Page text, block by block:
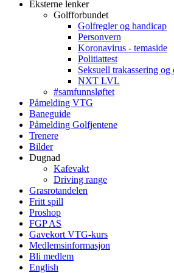
Eksterne lenker
Golfforbundet
Golfregler og handicap
Personvern
Koronavirus - temaside
Politiattest
Seksuell trakassering og
NXT LVL
#samfunnsløftet
Påmelding VTG
Baneguide
Påmelding Golfjentene
Trenere
Bilder
Dugnad
Kafevakt
Driving range
Grasrotandelen
Fritt spill
Proshop
FGP AS
Gavekort VTG-kurs
Medlemsinformasjon
Bli medlem
English